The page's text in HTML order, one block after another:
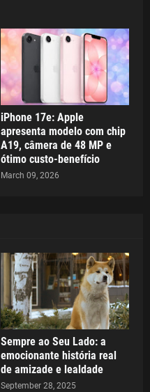
iPhone 17e: Apple
apresenta modelo com chip
A19, câmera de 48 MP e
ótimo custo-benefício
March 09, 2026
Sempre ao Seu Lado: a
emocionante história real
de amizade e lealdade
September 28, 2025